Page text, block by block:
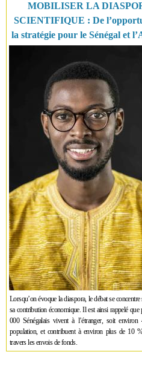
MOBILISER LA
SCIENTIFIQUE : De
la stratégie pour le Sénégal et
Lorsqu’on évoque la diaspora, le débat se
sa contribution économique. Il est ainsi rappelé que
000 Sénégalais vivent à l’étranger, soit
population, et contribuent à environ plus de 10
travers les envois de fonds.